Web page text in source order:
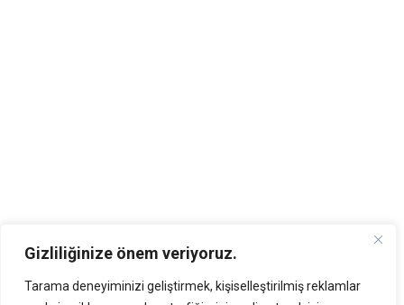
Gizliliğinize önem veriyoruz.
Tarama deneyiminizi geliştirmek, kişiselleştirilmiş reklamlar